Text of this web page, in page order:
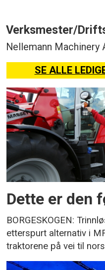
Verksmester/
Nellemann Machinery
SE ALLE
Dette er den
BORGESKOGEN:
etterspurt alternativ i
traktorene på vei til